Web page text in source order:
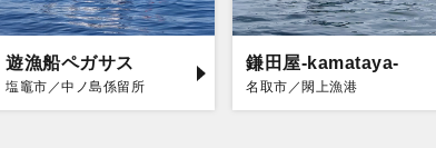
遊漁船ペガサス
塩竈市／中ノ島係留所
鎌田屋-kamataya-
名取市／閖上漁港